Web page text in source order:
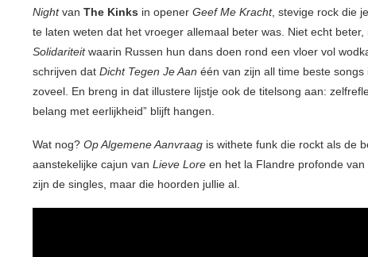
Nightvan The Kinks in opener Geef Me Kracht, stevige rock die
te laten weten dat het vroeger allemaal beter was. Niet echt
Solidariteitwaarin Russen hun dans doen rond een vloer vol
schrijven dat Dicht Tegen Je Aan één van zijn all time beste
zoveel. En breng in dat illustere lijstje ook de titelsong aan:
belang met eerlijkheid” blijft hangen.
Wat nog? Op Algemene Aanvraag is withete funk die rockt als de
aanstekelijke cajun van Lieve Lore en het la Flandre profonde van
zijn de singles, maar die hoorden jullie al.